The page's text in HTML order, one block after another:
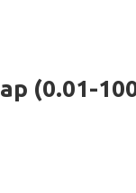
(0.01-